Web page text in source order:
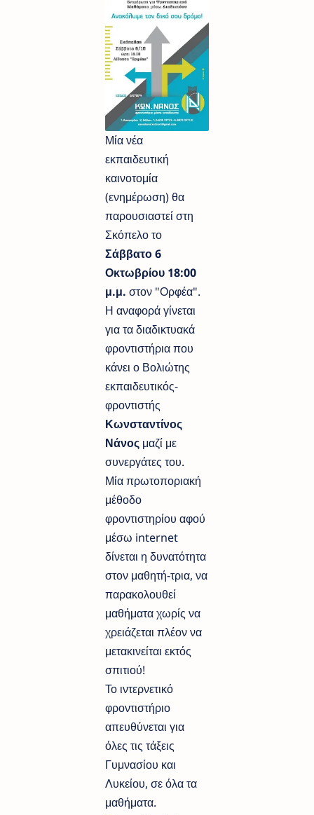
Μία νέα
εκπαιδευτική
καινοτομία
(ενημέρωση) θα
παρουσιαστεί στη
Σκόπελο το
Σάββατο 6
Οκτωβρίου 18:00
μ.μ. στον "Ορφέα".
Η αναφορά γίνεται
για τα διαδικτυακά
φροντιστήρια που
κάνει ο Βολιώτης
εκπαιδευτικός-
φροντιστής
Κωνσταντίνος
Νάνος μαζί με
συνεργάτες του.
Μία πρωτοποριακή
μέθοδο
φροντιστηρίου αφού
μέσω internet
δίνεται η δυνατότητα
στον μαθητή-τρια, να
παρακολουθεί
μαθήματα χωρίς να
χρειάζεται πλέον να
μετακινείται εκτός
σπιτιού!
Το ιντερνετικό
φροντιστήριο
απευθύνεται για
όλες τις τάξεις
Γυμνασίου και
Λυκείου, σε όλα τα
μαθήματα.